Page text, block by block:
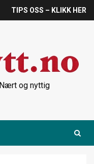
TIPS OSS – KLIKK HER
og nyttig